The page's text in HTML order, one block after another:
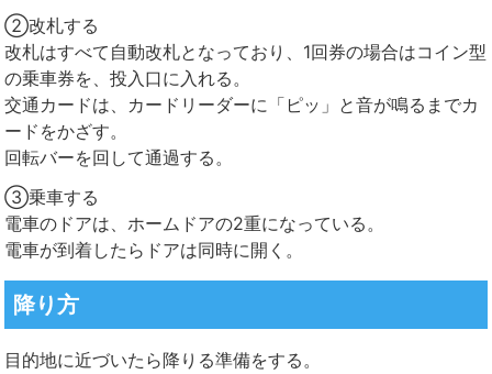
②改札する
改札はすべて自動改札となっており、1回券の場合はコイン型
の乗車券を、投入口に入れる。
交通カードは、カードリーダーに「ピッ」と音が鳴るまでカ
ードをかざす。
回転バーを回して通過する。
③乗車する
電車のドアは、ホームドアの2重になっている。
電車が到着したらドアは同時に開く。
降り方
目的地に近づいたら降りる準備をする。